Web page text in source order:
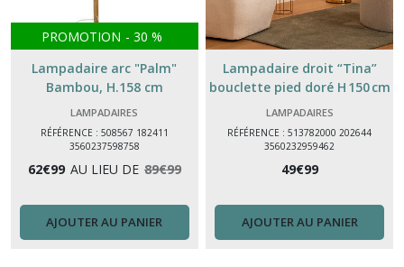
PROMOTION - 30 %
Lampadaire arc "Palm"
Bambou, H.158 cm
LAMPADAIRES
RÉFÉRENCE : 508567 182411
3560237598758
62€99 AU LIEU DE 89€99
AJOUTER AU PANIER
Lampadaire droit “Tina”
bouclette pied doré H 150 cm
– luminaire intérieur
LAMPADAIRES
RÉFÉRENCE : 513782000 202644
3560232959462
49€99
AJOUTER AU PANIER